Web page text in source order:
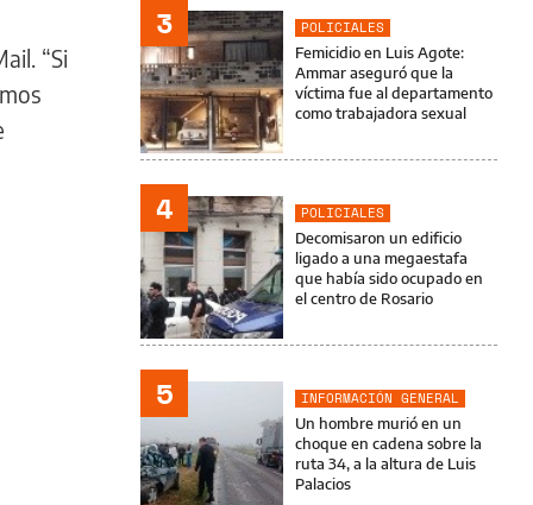
“Si
3
POLICIALES
Femicidio en Luis Agote:
Ammar aseguró que la
víctima fue al departamento
como trabajadora sexual
4
POLICIALES
Decomisaron un edificio
ligado a una megaestafa
que había sido ocupado en
el centro de Rosario
5
INFORMACIÓN GENERAL
Un hombre murió en un
choque en cadena sobre la
ruta 34, a la altura de Luis
Palacios